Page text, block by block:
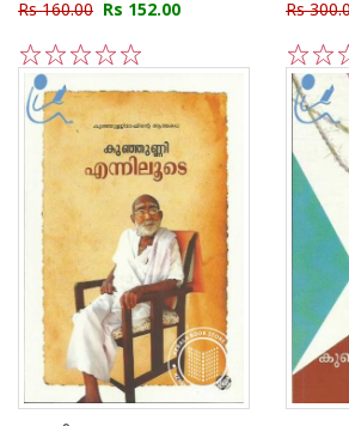
Rs 160.00 Rs 152.00
2
Rs
3
2
1